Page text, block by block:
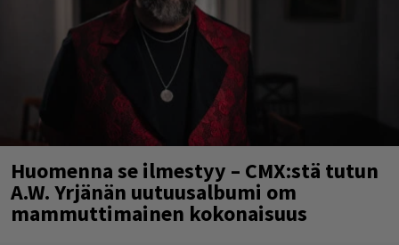
Huomenna se ilmestyy – CMX:stä tutun
A.W. Yrjänän uutuusalbumi om
mammuttimainen kokonaisuus